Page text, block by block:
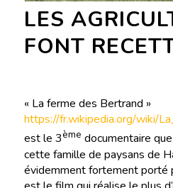
LES
FONT
« La ferme des Bertrand »
https://fr.wikipedia.org/wiki/
est le 3ème documentaire
cette famille de paysans de
évidemment fortement porté